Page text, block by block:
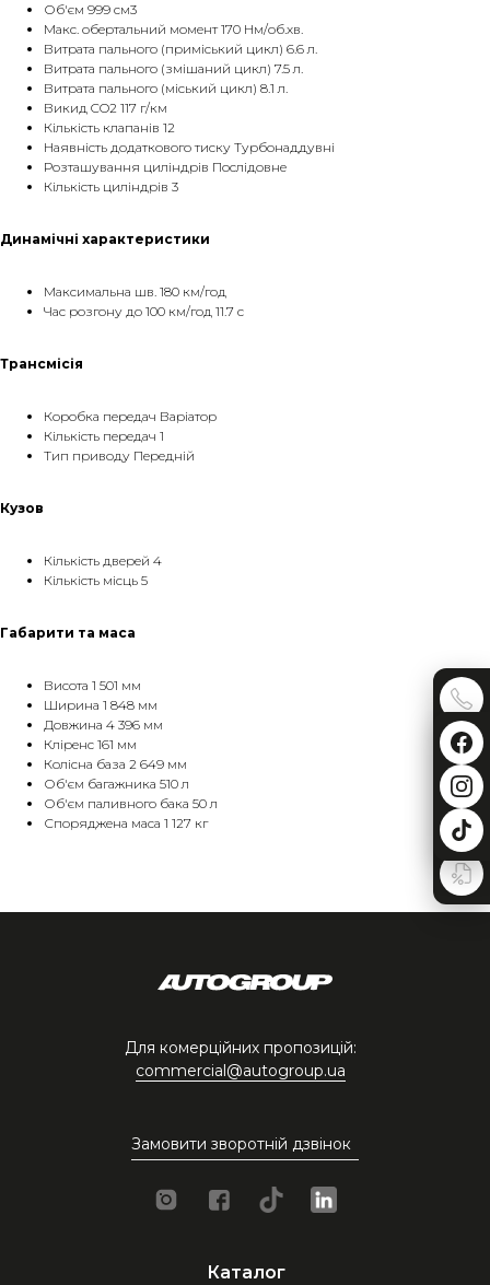
Об'єм 999 см3
Макс. обертальний момент 170 Нм/об.хв.
Витрата пального (приміський цикл) 6.6 л.
Витрата пального (змішаний цикл) 7.5 л.
Витрата пального (міський цикл) 8.1 л.
Викид CO2 117 г/км
Кількість клапанів 12
Наявність додаткового тиску Турбонаддувні
Розташування циліндрів Послідовне
Кількість циліндрів 3
Динамічні характеристики
Максимальна шв. 180 км/год
Час розгону до 100 км/год 11.7 с
Трансмісія
Коробка передач Варіатор
Кількість передач 1
Тип приводу Передній
Кузов
Кількість дверей 4
Кількість місць 5
Габарити та маса
Висота 1 501 мм
Ширина 1 848 мм
Довжина 4 396 мм
Кліренс 161 мм
Колісна база 2 649 мм
Об'єм багажника 510 л
Об'єм паливного бака 50 л
Споряджена маса 1 127 кг
Замовити зворотній дзвінок
Каталог
Для комерційних пропозицій:
commercial@autogroup.ua